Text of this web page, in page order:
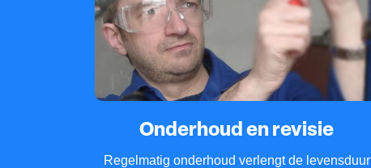
Onderhoud en revisie
Regelmatig onderhoud verlengt de levensduur